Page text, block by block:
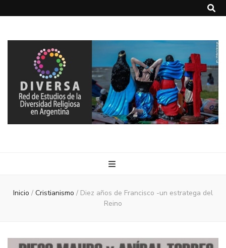
Inicio / Cristianismo / Diez años de Francisco -un estratega del
Reino